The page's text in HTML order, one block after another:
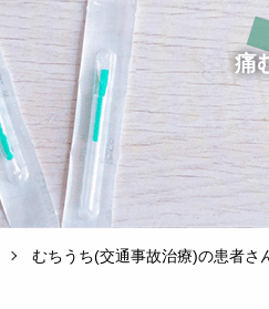
痛
むちうち(交通事故治療)の患者さ